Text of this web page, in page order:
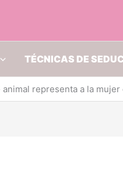
TÉCNICAS DE
animal representa a la